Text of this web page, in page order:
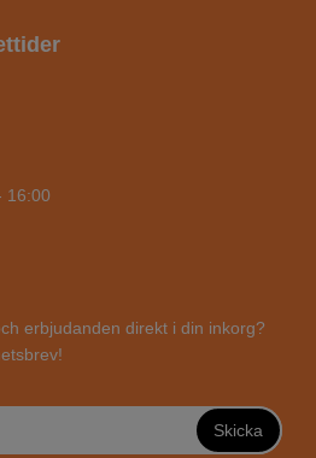
16:00
erbjudanden direkt i din inkorg?
Skicka